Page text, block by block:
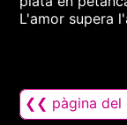
L'amor supera
❮❮ pàgina del